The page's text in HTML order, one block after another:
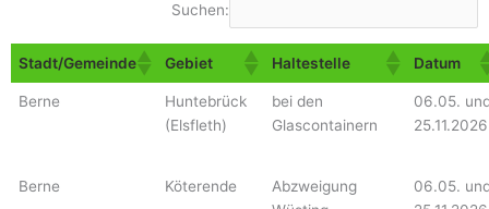
Suchen:
Stadt/Gemeinde Gebiet Haltestelle Datum
Berne
Huntebrück
(Elsfleth)
bei den
Glascontainern
06.05.
25.11.2026
Berne Köterende
Abzweigung
06.05.